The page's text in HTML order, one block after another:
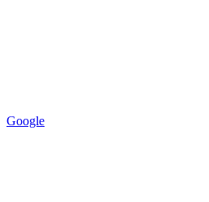
Google